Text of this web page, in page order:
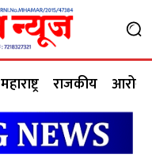
महाराष्ट्र राजकीय आरोग्य